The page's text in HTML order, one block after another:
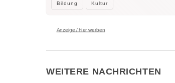
Bildung Kultur
Anzeige / hier werben
WEITERE NACHRICHTEN